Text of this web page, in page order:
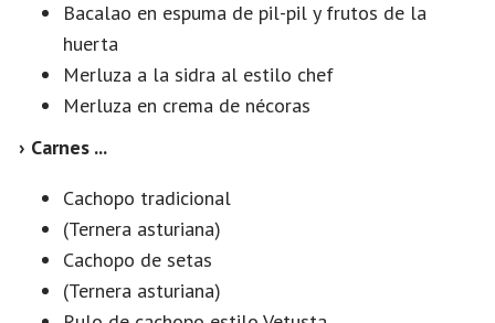
Bacalao en espuma de pil-pil y frutos de la
huerta
Merluza a la sidra al estilo chef
Merluza en crema de nécoras
› Carnes ...
Cachopo tradicional
(Ternera asturiana)
Cachopo de setas
(Ternera asturiana)